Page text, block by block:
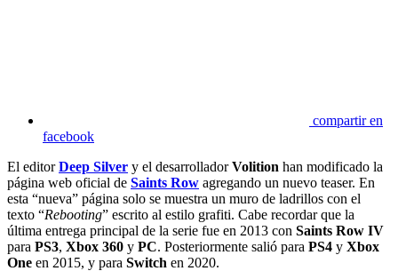
compartir en
facebook
El editorDeep Silver y el desarrolladorVolition han modificado la
página web oficial de Saints Row agregando un nuevo teaser. En
esta “nueva” página solo se muestra un muro de ladrillos con el
texto “Rebooting” escrito al estilo grafiti. Cabe recordar que la
última entrega principal de la serie fue en 2013 con Saints Row IV
para PS3, Xbox 360 y PC. Posteriormente salió para PS4 y Xbox
One en 2015, y para Switch en 2020.